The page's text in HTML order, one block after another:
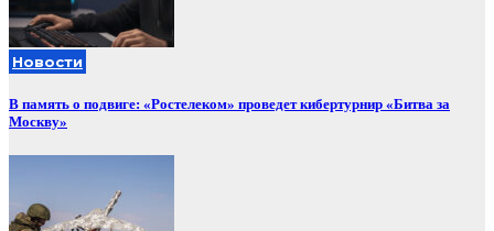
Новости
В память о подвиге: «Ростелеком» проведет кибертурнир «Битва за
Москву»